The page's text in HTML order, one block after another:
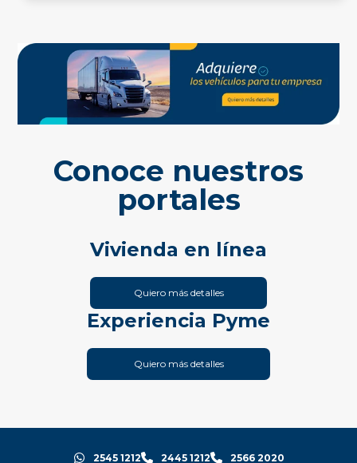
Conoce nuestros
portales
Vivienda en línea
Quiero más detalles
Experiencia Pyme
Quiero más detalles
2545 1212 2445 1212 2566 2020